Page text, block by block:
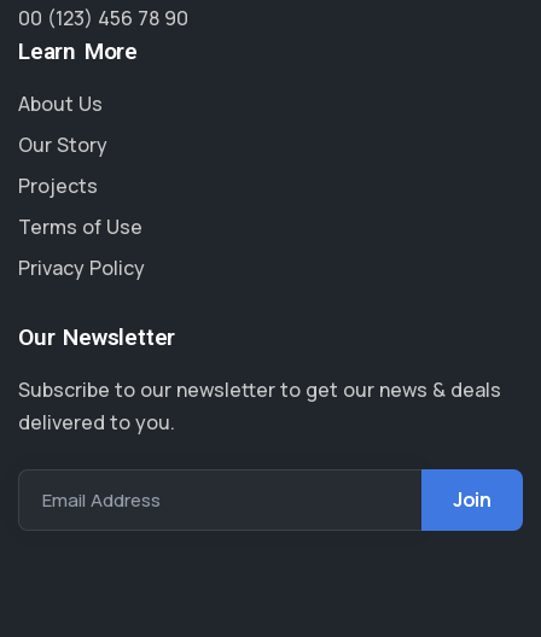
00 (123) 456 78 90
Learn More
About Us
Our Story
Projects
Terms of Use
Privacy Policy
Our Newsletter
Subscribe to our newsletter to get our news & deals
delivered to you.
Email Address